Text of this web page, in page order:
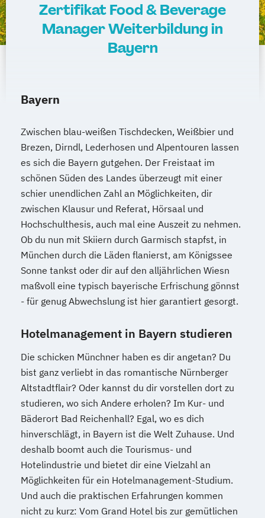
Zertifikat Food & Beverage
Manager Weiterbildung in
Bayern
Bayern
Zwischen blau-weißen Tischdecken, Weißbier und
Brezen, Dirndl, Lederhosen und Alpentouren lassen
es sich die Bayern gutgehen. Der Freistaat im
schönen Süden des Landes überzeugt mit einer
schier unendlichen Zahl an Möglichkeiten, dir
zwischen Klausur und Referat, Hörsaal und
Hochschulthesis, auch mal eine Auszeit zu nehmen.
Ob du nun mit Skiiern durch Garmisch stapfst, in
München durch die Läden flanierst, am Königssee
Sonne tankst oder dir auf den alljährlichen Wiesn
maßvoll eine typisch bayerische Erfrischung gönnst
- für genug Abwechslung ist hier garantiert gesorgt.
Hotelmanagement in Bayern studieren
Die schicken Münchner haben es dir angetan? Du
bist ganz verliebt in das romantische Nürnberger
Altstadtflair? Oder kannst du dir vorstellen dort zu
studieren, wo sich Andere erholen? Im Kur- und
Bäderort Bad Reichenhall? Egal, wo es dich
hinverschlägt, in Bayern ist die Welt Zuhause. Und
deshalb boomt auch die Tourismus- und
Hotelindustrie und bietet dir eine Vielzahl an
Möglichkeiten für ein Hotelmanagement-Studium.
Und auch die praktischen Erfahrungen kommen
nicht zu kurz: Vom Grand Hotel bis zur gemütlichen